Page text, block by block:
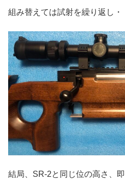
組み替えては試射を繰り返し・
結局、SR-2と同じ位の高さ、